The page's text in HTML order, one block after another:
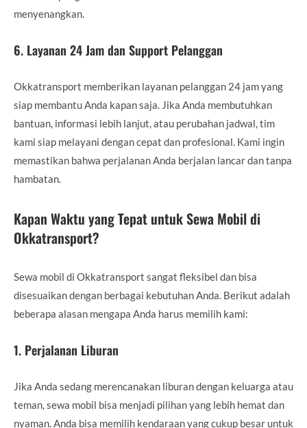
menyenangkan.
6. Layanan 24 Jam dan Support Pelanggan
Okkatransport memberikan layanan pelanggan 24 jam yang
siap membantu Anda kapan saja. Jika Anda membutuhkan
bantuan, informasi lebih lanjut, atau perubahan jadwal, tim
kami siap melayani dengan cepat dan profesional. Kami ingin
memastikan bahwa perjalanan Anda berjalan lancar dan tanpa
hambatan.
Kapan Waktu yang Tepat untuk Sewa Mobil di
Okkatransport?
Sewa mobil di Okkatransport sangat fleksibel dan bisa
disesuaikan dengan berbagai kebutuhan Anda. Berikut adalah
beberapa alasan mengapa Anda harus memilih kami:
1. Perjalanan Liburan
Jika Anda sedang merencanakan liburan dengan keluarga atau
teman, sewa mobil bisa menjadi pilihan yang lebih hemat dan
nyaman. Anda bisa memilih kendaraan yang cukup besar untuk